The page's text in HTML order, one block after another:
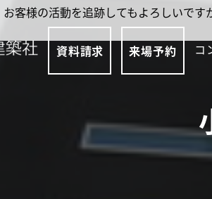
資料請求 来場予約 コ
客様の活動を追跡してもよろしいで